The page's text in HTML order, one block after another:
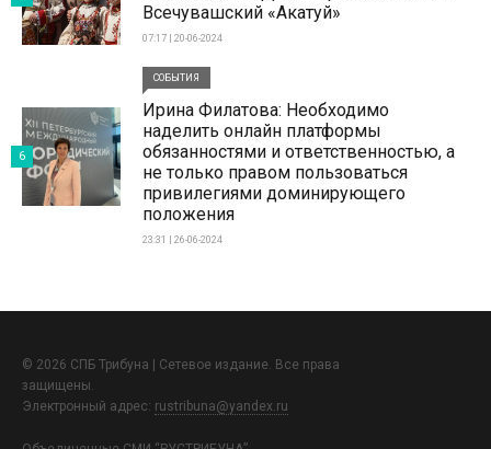
Всечувашский «Акатуй»
07:17 | 20-06-2024
СОБЫТИЯ
Ирина Филатова: Необходимо
наделить онлайн платформы
обязанностями и ответственностью, а
не только правом пользоваться
привилегиями доминирующего
положения
23:31 | 26-06-2024
6
© 2026 СПБ Трибуна | Сетевое издание. Все права
защищены.
Электронный адрес: rustribuna@yandex.ru